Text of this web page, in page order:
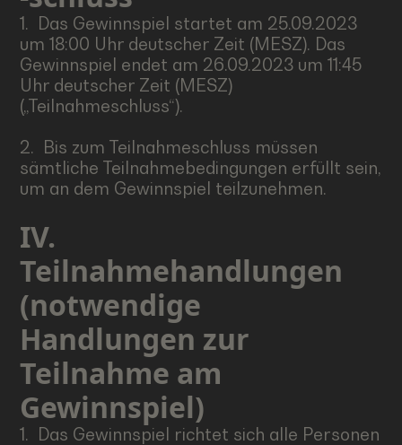
1. Das Gewinnspiel startet am 25.09.2023
um 18:00 Uhr deutscher Zeit (MESZ). Das
Gewinnspiel endet am 26.09.2023 um 11:45
Uhr deutscher Zeit (MESZ)
(„Teilnahmeschluss“).
2. Bis zum Teilnahmeschluss müssen
sämtliche Teilnahmebedingungen erfüllt sein,
um an dem Gewinnspiel teilzunehmen.
IV.
Teilnahmehandlungen
(notwendige
Handlungen zur
Teilnahme am
Gewinnspiel)
1. Das Gewinnspiel richtet sich alle Personen